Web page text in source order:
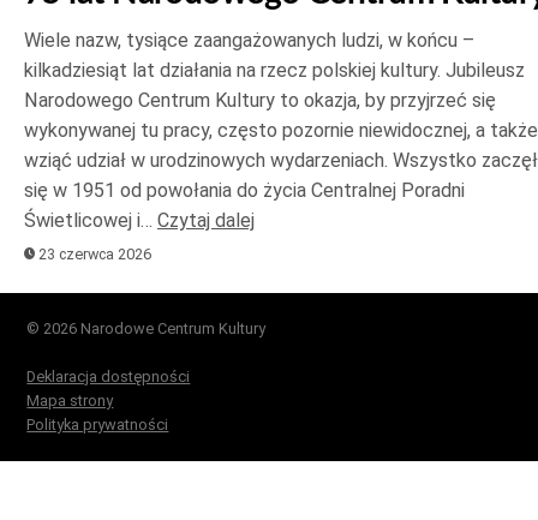
Wiele nazw, tysiące zaangażowanych ludzi, w końcu –
kilkadziesiąt lat działania na rzecz polskiej kultury. Jubileusz
Narodowego Centrum Kultury to okazja, by przyjrzeć się
wykonywanej tu pracy, często pozornie niewidocznej, a także
wziąć udział w urodzinowych wydarzeniach. Wszystko
się w 1951 od powołania do życia Centralnej Poradni
Świetlicowej i… Czytaj dalej
23 czerwca 2026
© 2026 Narodowe Centrum Kultury
Deklaracja dostępności
Mapa strony
Polityka prywatności